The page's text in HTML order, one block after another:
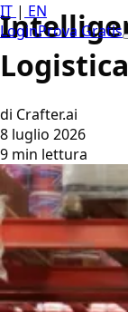
IT | EN
LoginProva Gratis
di Crafter.ai
8 luglio 2026
9 min lettura